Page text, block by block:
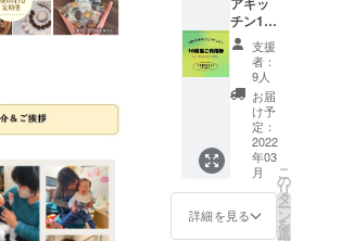
EEさん
のド
リップ
バッグ
コー
ヒーは
なかな
かカ
フェに
行かれ
ないマ
マたち
から大
のみで
も構い
ませ
ん。ご
支援者
様から
の温か
いメッ
セージ
mamat
anoを利
用する
事項）
名称：
焼き菓
子 原材
料：小
麦粉・
バター
（北海
道）、
砂糖・
グラ
糖・て
時点で
は以下
のよう
なメ
ニュー
をお出
しする
予定で
す。 ★
ランチ
酵素玄
米／醤
olaterie
_bouqu
et】の
中村さ
んで
す。
（共通
事項）
名称：
焼き菓
子 原材
料：小
麦粉・
ファン
ディン
グの挑
戦にご
賛同く
ださり
ありが
とうご
ざいま
す。 遠
方に住
んでい
るご支
チン10
時間利
用券1
枚】 ※
備考欄
にご支
援者様
のお名
前を記
載くだ
さい。
初めて
のクラ
支援
者：
9人
お届
け予
定：
2022
年03
月
詳細を見る
こ
の
リ
タ
ー
ン
を
選